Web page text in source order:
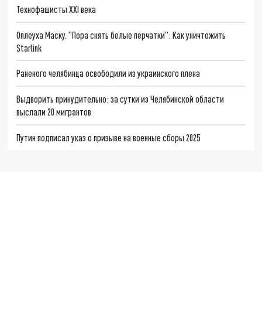
Технофашисты XXI века
Оплеуха Маску. "Пора снять белые перчатки": Как уничтожить
Starlink
Раненого челябинца освободили из украинского плена
Выдворить принудительно: за сутки из Челябинской области
выслали 20 мигрантов
Путин подписал указ о призыве на военные сборы 2025